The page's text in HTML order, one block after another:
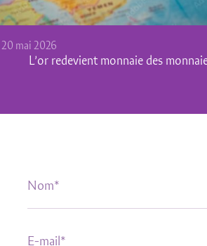
13 mars 2026
Iran, pétrole, Chine, dette privée, IA :